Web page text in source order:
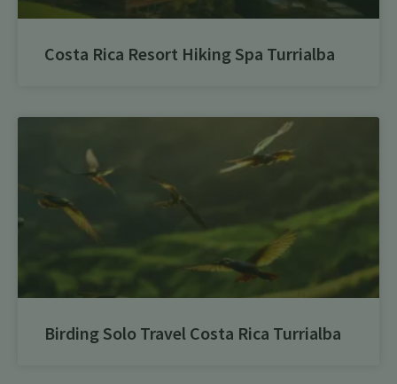
Costa Rica Resort Hiking Spa Turrialba
Birding Solo Travel Costa Rica Turrialba